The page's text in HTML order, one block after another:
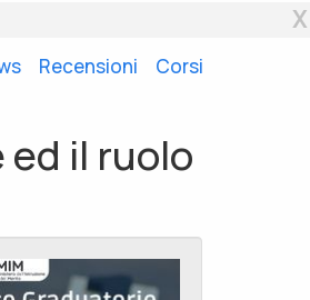
X
Recensioni Corsi
il ruolo